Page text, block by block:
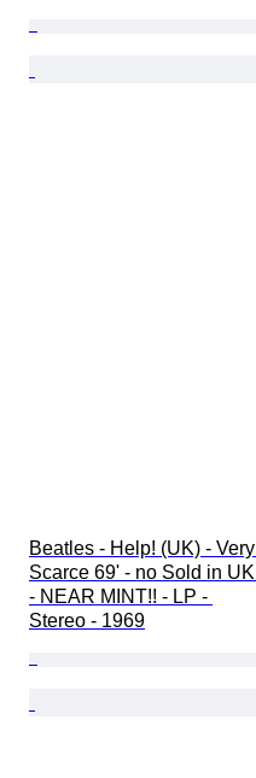
Beatles - Help! (UK) - Very
Scarce 69' - no Sold in UK
- NEAR MINT!! - LP -
Stereo - 1969